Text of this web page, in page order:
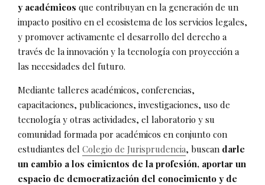
y académicos que contribuyan en la generación de un
impacto positivo en el ecosistema de los servicios legales,
y promover activamente el desarrollo del derecho a
través de la innovación y la tecnología con proyección a
las necesidades del futuro.
Mediante talleres académicos, conferencias,
capacitaciones, publicaciones, investigaciones, uso de
tecnología y otras actividades, el laboratorio y su
comunidad formada por académicos en conjunto con
estudiantes del Colegio de Jurisprudencia, buscan darle
un cambio a los cimientos de la profesión, aportar un
espacio de democratización del conocimiento y de